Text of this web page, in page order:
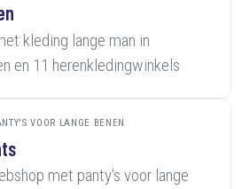
kleding lange man in
en 11 herenkledingwinkels
VOOR LANGE BENEN
met panty's voor lange